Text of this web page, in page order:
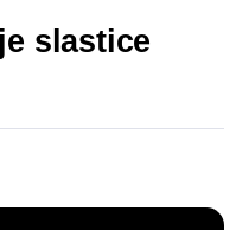
slastice